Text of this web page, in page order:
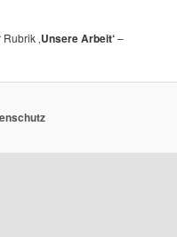
‚ Unsere Arbeit‘–